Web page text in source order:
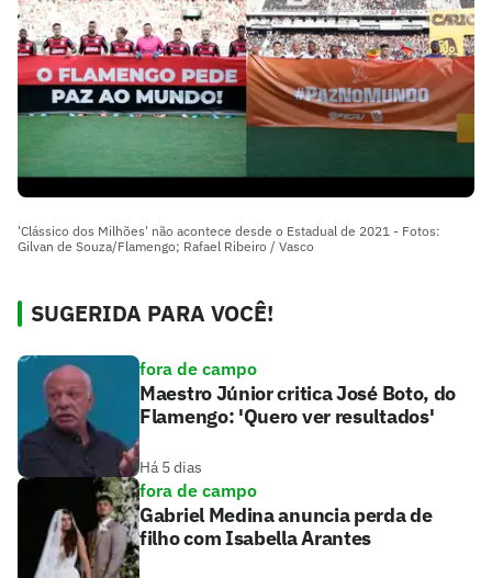
'Clássico dos Milhões' não acontece desde o Estadual de 2021 - Fotos:
Gilvan de Souza/Flamengo; Rafael Ribeiro / Vasco
SUGERIDA PARA VOCÊ!
fora de campo
Maestro Júnior critica José Boto, do
Flamengo: 'Quero ver resultados'
Há 5 dias
fora de campo
Gabriel Medina anuncia perda de
filho com Isabella Arantes